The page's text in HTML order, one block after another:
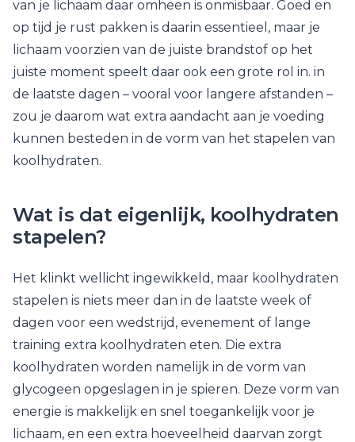
van je lichaam daar omheen is onmisbaar. Goed en
op tijd je rust pakken is daarin essentieel, maar je
lichaam voorzien van de juiste brandstof op het
juiste moment speelt daar ook een grote rol in. in
de laatste dagen – vooral voor langere afstanden –
zou je daarom wat extra aandacht aan je voeding
kunnen besteden in de vorm van het stapelen van
koolhydraten.
Wat is dat eigenlijk, koolhydraten
stapelen?
Het klinkt wellicht ingewikkeld, maar koolhydraten
stapelen is niets meer dan in de laatste week of
dagen voor een wedstrijd, evenement of lange
training extra koolhydraten eten. Die extra
koolhydraten worden namelijk in de vorm van
glycogeen opgeslagen in je spieren. Deze vorm van
energie is makkelijk en snel toegankelijk voor je
lichaam, en een extra hoeveelheid daarvan zorgt